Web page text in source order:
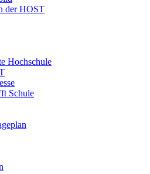
der HOST
Hochschule
Schule